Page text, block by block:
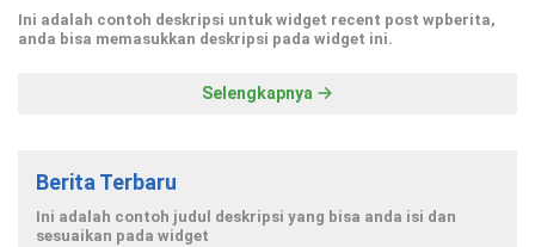
Ini adalah contoh deskripsi untuk widget recent post wpberita,
anda bisa memasukkan deskripsi pada widget ini.
Selengkapnya
Berita Terbaru
Ini adalah contoh judul deskripsi yang bisa anda isi dan
sesuaikan pada widget